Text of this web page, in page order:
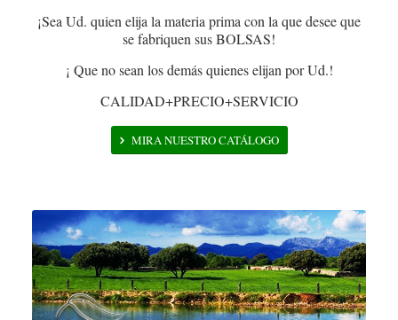
¡Sea Ud. quien elija la materia prima con la que desee que
se fabriquen sus BOLSAS!
¡ Que no sean los demás quienes elijan por Ud.!
CALIDAD+PRECIO+SERVICIO
MIRA NUESTRO CATÁLOGO